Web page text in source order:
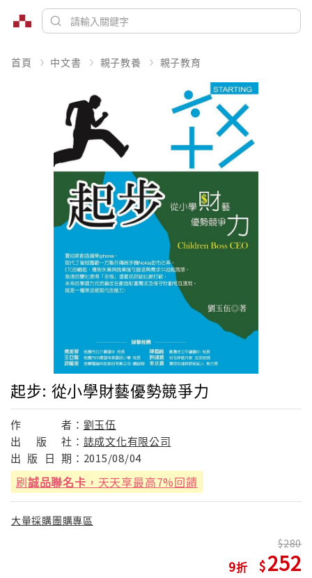
首頁 中文書 親子教養 親子教育
起步: 從小學財藝優勢競爭力
作 者： 劉玉伍
出
版 社： 誌成文化有限公司
出 版 日 期： 2015/08/04
刷誠品聯名卡 ，天天享最高7%回饋
大量採購團購專區
9
280
252